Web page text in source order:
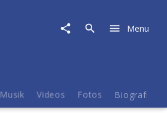
Menu
Musik Videos Fotos Biografie